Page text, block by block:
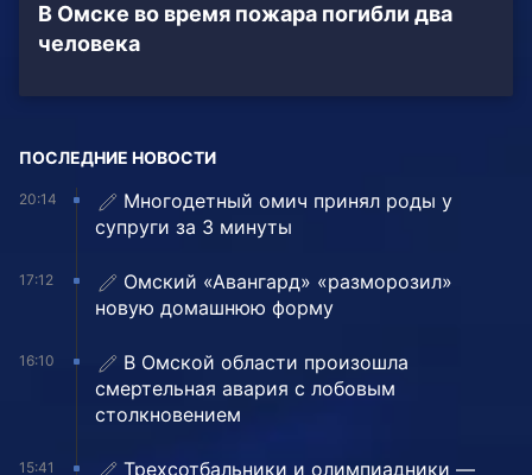
В Омске во время пожара погибли два
человека
ПОСЛЕДНИЕ НОВОСТИ
20:14
Многодетный омич принял роды у
супруги за 3 минуты
17:12
Омский «Авангард» «разморозил»
новую домашнюю форму
16:10
В Омской области произошла
смертельная авария с лобовым
столкновением
15:41
Трехсотбальники и олимпиадники —